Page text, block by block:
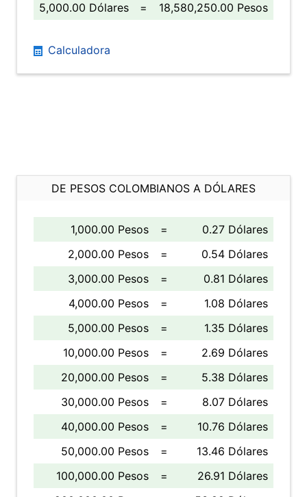
5,000.00 Dólares
= 18,580,250.00 Pesos
Calculadora
DE PESOS COLOMBIANOS A DÓLARES
1,000.00 Pesos =
0.27 Dólares
2,000.00 Pesos
=
0.54 Dólares
3,000.00 Pesos
=
0.81 Dólares
4,000.00 Pesos
=
1.08 Dólares
5,000.00 Pesos
=
1.35 Dólares
10,000.00 Pesos
=
2.69 Dólares
20,000.00 Pesos
=
5.38 Dólares
30,000.00 Pesos
=
8.07 Dólares
40,000.00 Pesos
=
10.76 Dólares
50,000.00 Pesos
=
13.46 Dólares
100,000.00 Pesos
=
26.91 Dólares